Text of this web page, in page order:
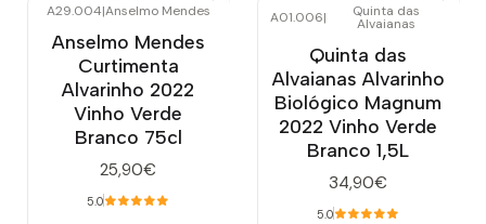
A29.004|Anselmo Mendes
Anselmo Mendes
Curtimenta
Alvarinho 2022
Vinho Verde
Branco 75cl
25,90€
5.0
A01.006| Quinta das
Alvaianas
Quinta das
Alvaianas Alvarinho
Biológico Magnum
2022 Vinho Verde
Branco 1,5L
34,90€
5.0